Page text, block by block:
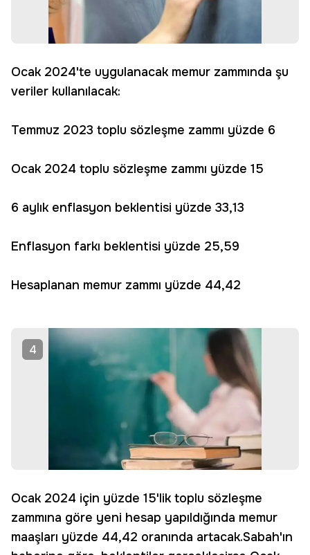
Ocak 2024'te uygulanacak memur zammında şu
veriler kullanılacak:
Temmuz 2023 toplu sözleşme zammı yüzde 6
Ocak 2024 toplu sözleşme zammı yüzde 15
6 aylık enflasyon beklentisi yüzde 33,13
Enflasyon farkı beklentisi yüzde 25,59
Hesaplanan memur zammı yüzde 44,42
4
Ocak 2024 için yüzde 15'lik toplu sözleşme
zammına göre yeni hesap yapıldığında memur
maaşları yüzde 44,42 oranında artacak.Sabah'ın